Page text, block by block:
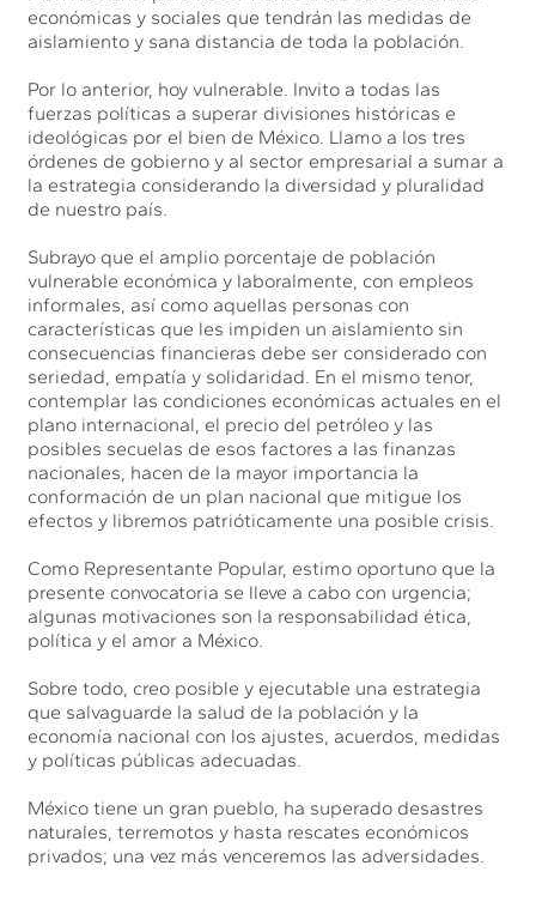
económicas y sociales que tendrán las medidas de
aislamiento y sana distancia de toda la población.
Por lo anterior, hoy vulnerable. Invito a todas las
fuerzas políticas a superar divisiones históricas e
ideológicas por el bien de México. Llamo a los tres
órdenes de gobierno y al sector empresarial a sumar a
la estrategia considerando la diversidad y pluralidad
de nuestro país.
Subrayo que el amplio porcentaje de población
vulnerable económica y laboralmente, con empleos
informales, así como aquellas personas con
características que les impiden un aislamiento sin
consecuencias financieras debe ser considerado con
seriedad, empatía y solidaridad. En el mismo tenor,
contemplar las condiciones económicas actuales en el
plano internacional, el precio del petróleo y las
posibles secuelas de esos factores a las finanzas
nacionales, hacen de la mayor importancia la
conformación de un plan nacional que mitigue los
efectos y libremos patrióticamente una posible crisis.
Como Representante Popular, estimo oportuno que la
presente convocatoria se lleve a cabo con urgencia;
algunas motivaciones son la responsabilidad ética,
política y el amor a México.
Sobre todo, creo posible y ejecutable una estrategia
que salvaguarde la salud de la población y la
economía nacional con los ajustes, acuerdos, medidas
y políticas públicas adecuadas.
México tiene un gran pueblo, ha superado desastres
naturales, terremotos y hasta rescates económicos
privados; una vez más venceremos las adversidades.